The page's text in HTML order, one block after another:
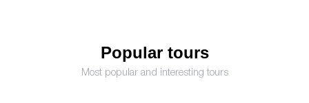
Popular tours
Most popular and interesting tours